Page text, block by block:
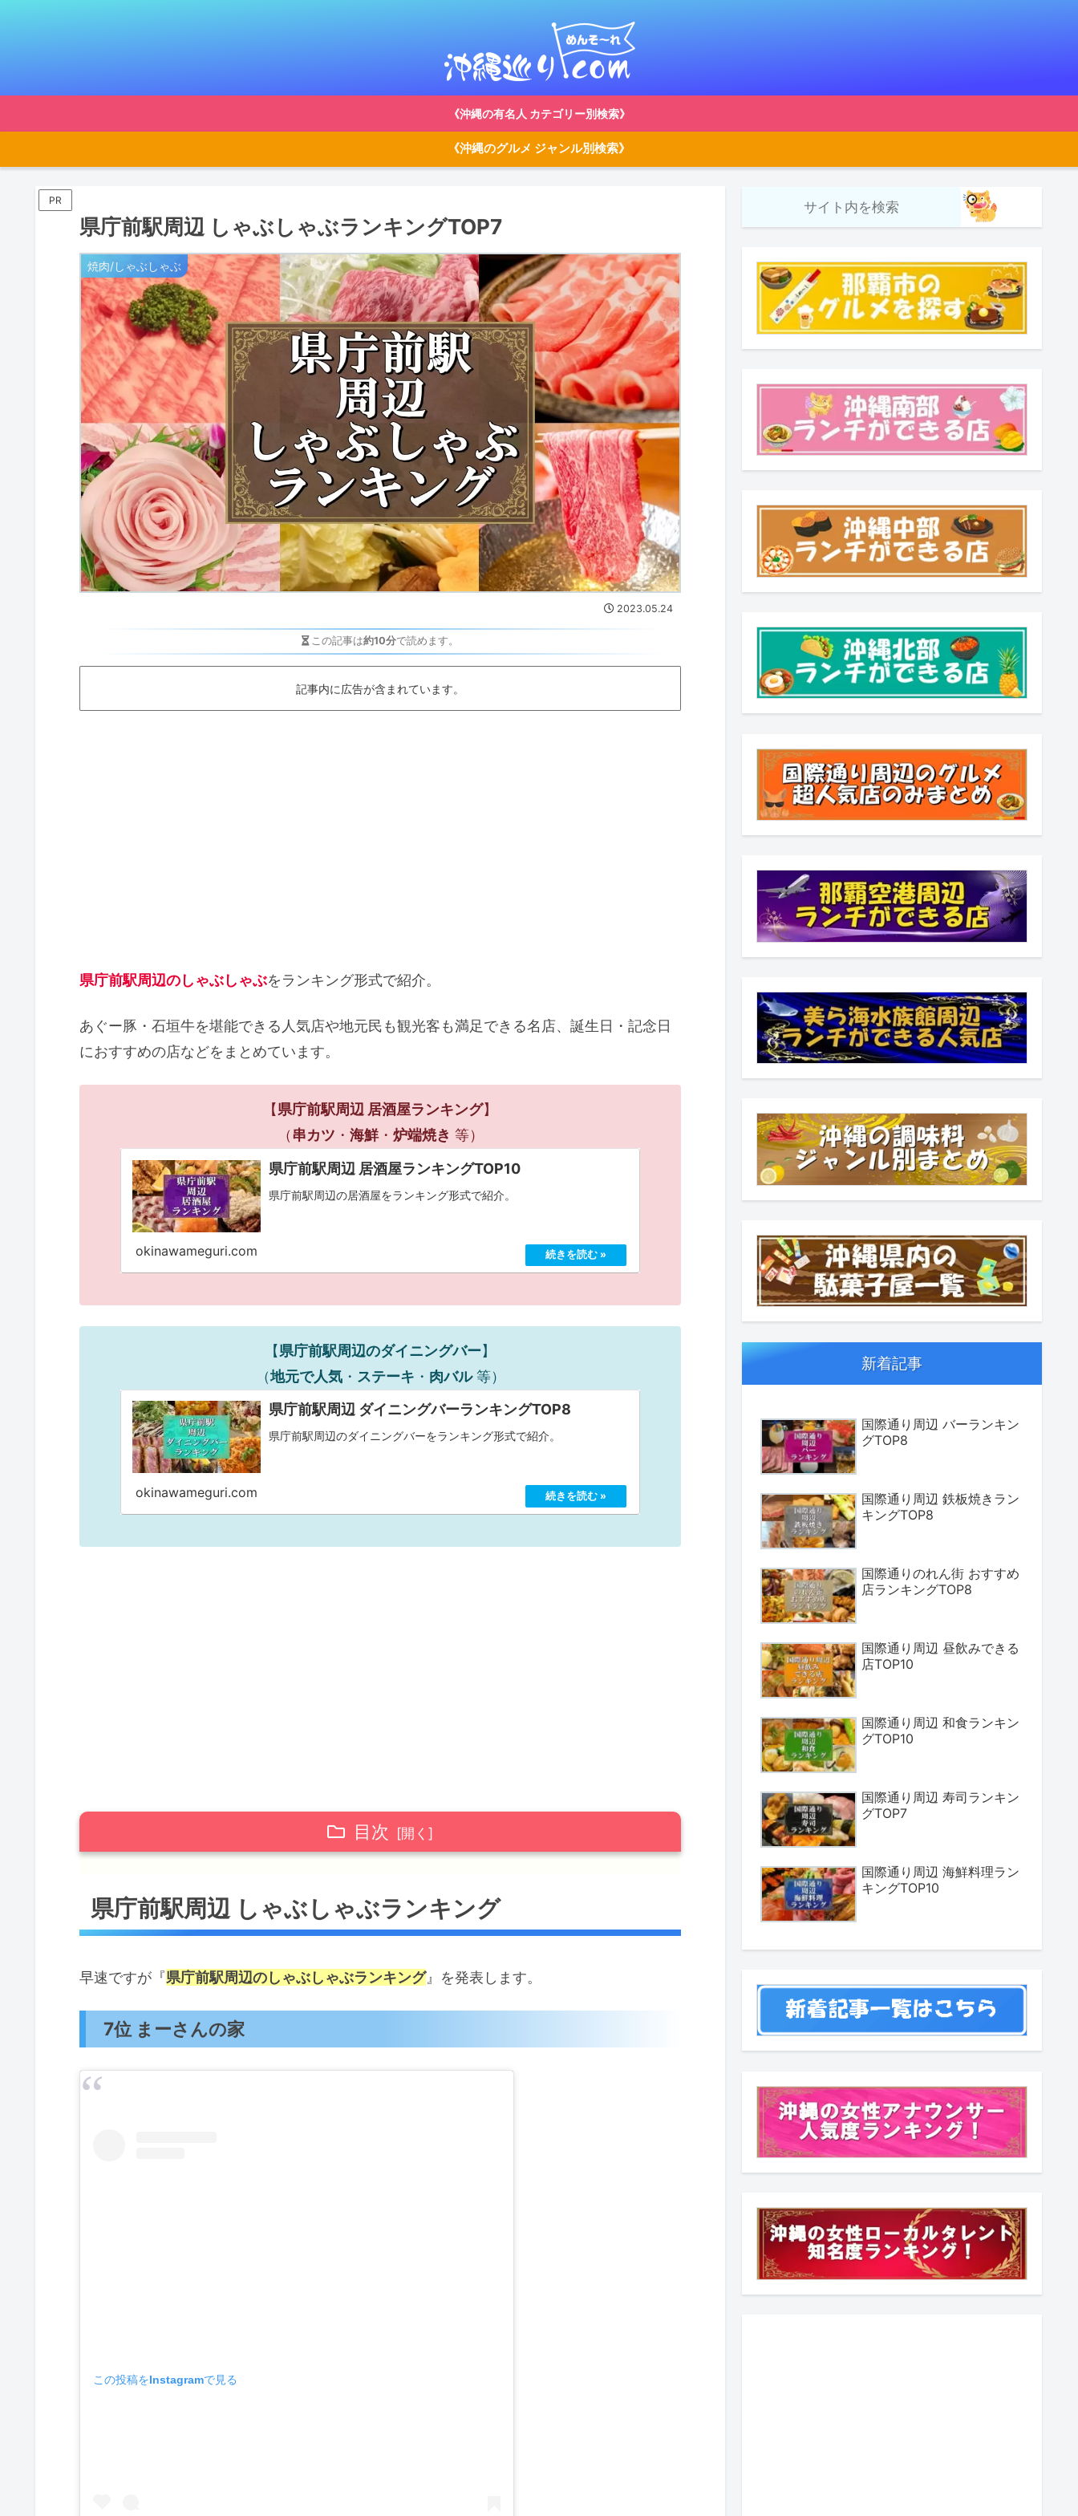
《沖縄の有名人 カテゴリー別検索》
《沖縄のグルメ ジャンル別検索》
PR
県庁前駅周辺 しゃぶしゃぶランキングTOP7
焼肉/しゃぶしゃぶ
2023.05.24
この記事は約10分で読めます。
記事内に広告が含まれています。
県庁前駅周辺のしゃぶしゃぶをランキング形式で紹介。
あぐー豚・石垣牛を堪能できる人気店や地元民も観光客も満足できる名店、誕生日・記念日
におすすめの店などをまとめています。
【県庁前駅周辺 居酒屋ランキング】
（串カツ ・ 海鮮・ 炉端焼き 等）
県庁前駅周辺 居酒屋ランキングTOP10
県庁前駅周辺の居酒屋をランキング形式で紹介。
okinawameguri.com
【県庁前駅周辺のダイニングバー】
（地元で人気・ ステーキ ・ 肉バル等）
県庁前駅周辺 ダイニングバーランキングTOP8
県庁前駅周辺のダイニングバーをランキング形式で紹介。
okinawameguri.com
目次
7位 まーさんの家
6位 島しゃぶしゃぶ NAKAMA
5位 豚しゃぶ七輪焼 琉味
3位 琉球しゃぶしゃぶ豚乃湯
2位 燦 別館
県庁前駅周辺 しゃぶしゃぶランキング
早速ですが『県庁前駅周辺のしゃぶしゃぶランキング』を発表します。
7位 まーさんの家
この投稿をInstagramで見る
新着記事
国際通り周辺 バーランキン
グTOP8
国際通り周辺 鉄板焼きラン
キングTOP8
国際通りのれん街 おすすめ
店ランキングTOP8
国際通り周辺 昼飲みできる
店TOP10
国際通り周辺 和食ランキン
グTOP10
国際通り周辺 寿司ランキン
グTOP7
国際通り周辺 海鮮料理ラン
キングTOP10